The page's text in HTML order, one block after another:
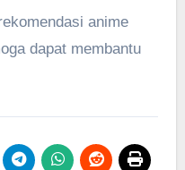
anime
dapat membantu